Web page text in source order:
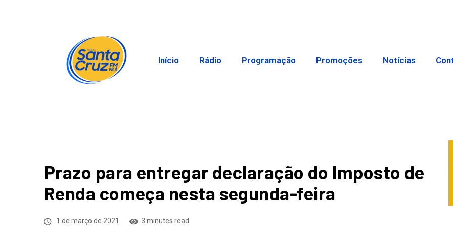
Início Rádio Programação Promoções Notícias
Prazo para entregar declaração do Imposto de
Renda começa nesta segunda-feira
1 de março de 2021 3 minutes read